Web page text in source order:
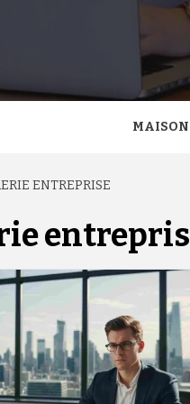
MAISON
ENTREPRISE